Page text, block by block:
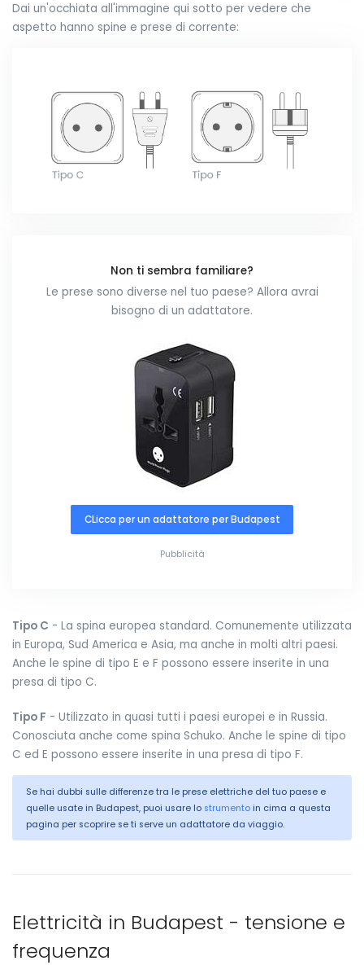
Dai un'occhiata all'immagine qui sotto per vedere che
aspetto hanno spine e prese di corrente:
Non ti sembra familiare?
Le prese sono diverse nel tuo paese? Allora avrai
bisogno di un adattatore.
CLicca per un adattatore per Budapest
Pubblicità
Tipo C - La spina europea standard. Comunemente utilizzata
in Europa, Sud America e Asia, ma anche in molti altri paesi.
Anche le spine di tipo E e F possono essere inserite in una
presa di tipo C.
Tipo F - Utilizzato in quasi tutti i paesi europei e in Russia.
Conosciuta anche come spina Schuko. Anche le spine di tipo
C ed E possono essere inserite in una presa di tipo F.
Se hai dubbi sulle differenze tra le prese elettriche del tuo paese e
quelle usate in Budapest, puoi usare lo strumento in cima a questa
pagina per scoprire se ti serve un adattatore da viaggio.
Elettricità in Budapest - tensione e
frequenza